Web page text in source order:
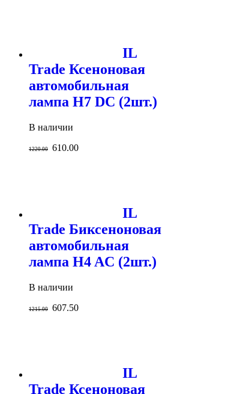
IL
Trade Ксеноновая
автомобильная
лампа H7 DC (2шт.)
В наличии
1220.00 610.00
IL
Trade Биксеноновая
автомобильная
лампа H4 AC (2шт.)
В наличии
1215.00 607.50
IL
Trade Ксеноновая